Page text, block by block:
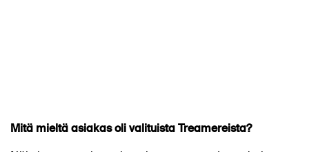
Mitä mieltä asiakas oli valituista Treamereista?